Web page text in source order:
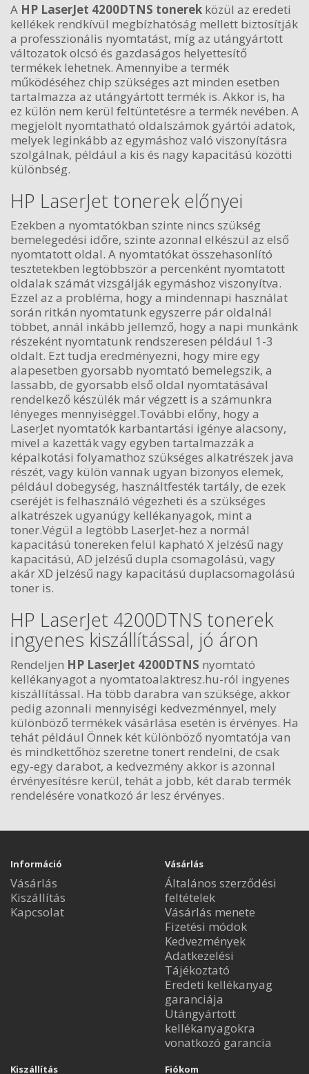
A HP LaserJet 4200DTNS tonerek közül az eredeti
kellékek rendkívül megbízhatóság mellett biztosítják
a professzionális nyomtatást, míg az utángyártott
változatok olcsó és gazdaságos helyettesítő
termékek lehetnek. Amennyibe a termék
működéséhez chip szükséges azt minden esetben
tartalmazza az utángyártott termék is. Akkor is, ha
ez külön nem kerül feltüntetésre a termék nevében. A
megjelölt nyomtatható oldalszámok gyártói adatok,
melyek leginkább az egymáshoz való viszonyításra
szolgálnak, például a kis és nagy kapacitású közötti
különbség.
HP LaserJet tonerek előnyei
Ezekben a nyomtatókban szinte nincs szükség
bemelegedési időre, szinte azonnal elkészül az első
nyomtatott oldal. A nyomtatókat összehasonlító
tesztetekben legtöbbször a percenként nyomtatott
oldalak számát vizsgálják egymáshoz viszonyítva.
Ezzel az a probléma, hogy a mindennapi használat
során ritkán nyomtatunk egyszerre pár oldalnál
többet, annál inkább jellemző, hogy a napi munkánk
részeként nyomtatunk rendszeresen például 1-3
oldalt. Ezt tudja eredményezni, hogy mire egy
alapesetben gyorsabb nyomtató bemelegszik, a
lassabb, de gyorsabb első oldal nyomtatásával
rendelkező készülék már végzett is a számunkra
lényeges mennyiséggel.További előny, hogy a
LaserJet nyomtatók karbantartási igénye alacsony,
mivel a kazetták vagy egyben tartalmazzák a
képalkotási folyamathoz szükséges alkatrészek java
részét, vagy külön vannak ugyan bizonyos elemek,
például dobegység, használtfesték tartály, de ezek
cseréjét is felhasználó végezheti és a szükséges
alkatrészek ugyanúgy kellékanyagok, mint a
toner.Végül a legtöbb LaserJet-hez a normál
kapacitású tonereken felül kapható X jelzésű nagy
kapacitású, AD jelzésű dupla csomagolású, vagy
akár XD jelzésű nagy kapacitású duplacsomagolású
toner is.
HP LaserJet 4200DTNS tonerek
ingyenes kiszállítással, jó áron
Rendeljen HP LaserJet 4200DTNS nyomtató
kellékanyagot a nyomtatoalaktresz.hu-ról ingyenes
kiszállítással. Ha több darabra van szüksége, akkor
pedig azonnali mennyiségi kedvezménnyel, mely
különböző termékek vásárlása esetén is érvényes. Ha
tehát például Önnek két különböző nyomtatója van
és mindkettőhöz szeretne tonert rendelni, de csak
egy-egy darabot, a kedvezmény akkor is azonnal
érvényesítésre kerül, tehát a jobb, két darab termék
rendelésére vonatkozó ár lesz érvényes.
Információ
Vásárlás
Kiszállítás
Kapcsolat
Vásárlás
Általános szerződési
feltételek
Vásárlás menete
Fizetési módok
Kedvezmények
Adatkezelési
Tájékoztató
Eredeti kellékanyag
garanciája
Utángyártott
kellékanyagokra
vonatkozó garancia
Kiszállítás Fiókom